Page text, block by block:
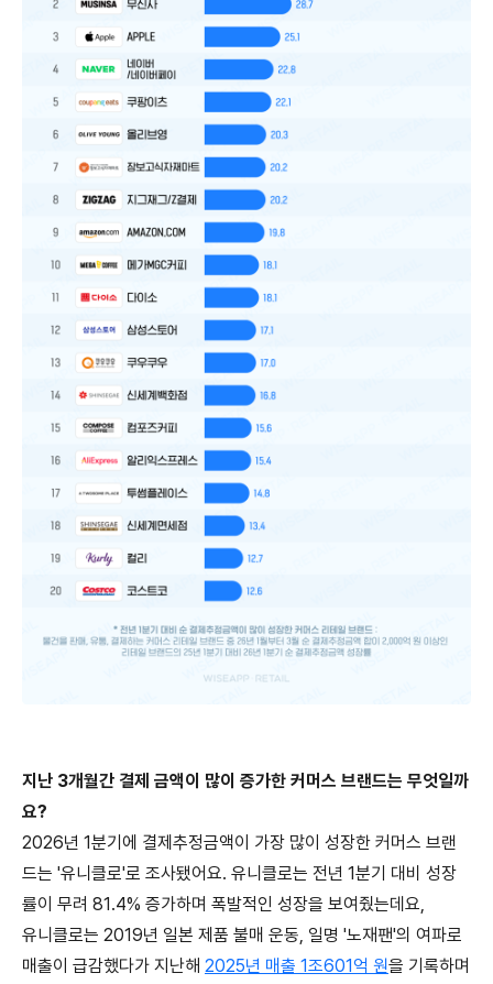
지난 3개월간 결제 금액이 많이 증가한 커머스 브랜드는 무엇일까
요?
2026년 1분기에 결제추정금액이 가장 많이 성장한 커머스 브랜
드는 '유니클로'로 조사됐어요. 유니클로는 전년 1분기 대비 성장
률이 무려 81.4% 증가하며 폭발적인 성장을 보여줬는데요,
유니클로는 2019년 일본 제품 불매 운동, 일명 '노재팬'의 여파로
매출이 급감했다가 지난해 2025년 매출 1조601억 원을 기록하며